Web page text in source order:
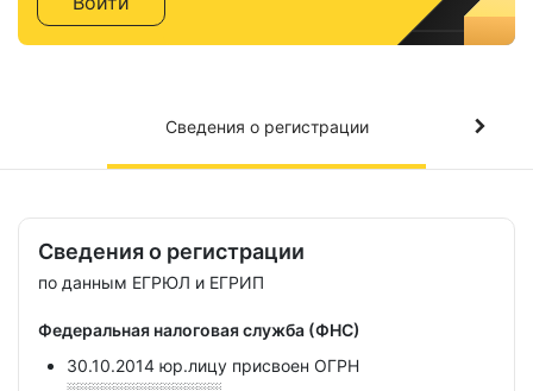
Сведения о регистрации
Сведения о регистрации
по данным ЕГРЮЛ и ЕГРИП
Федеральная налоговая служба (ФНС)
30.10.2014 юр.лицу присвоен ОГРН